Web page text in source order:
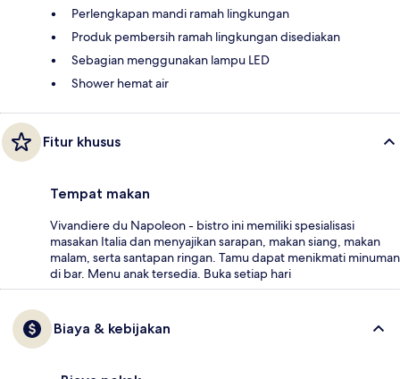
Perlengkapan mandi ramah lingkungan
Produk pembersih ramah lingkungan disediakan
Sebagian menggunakan lampu LED
Shower hemat air
Fitur khusus
Tempat makan
Vivandiere du Napoleon - bistro ini memiliki spesialisasi
masakan Italia dan menyajikan sarapan, makan siang, makan
malam, serta santapan ringan. Tamu dapat menikmati minuman
di bar. Menu anak tersedia. Buka setiap hari
Biaya & kebijakan